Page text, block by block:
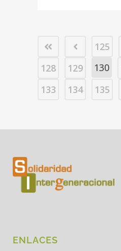
125
128
129 130
133
134 135
ENLACES